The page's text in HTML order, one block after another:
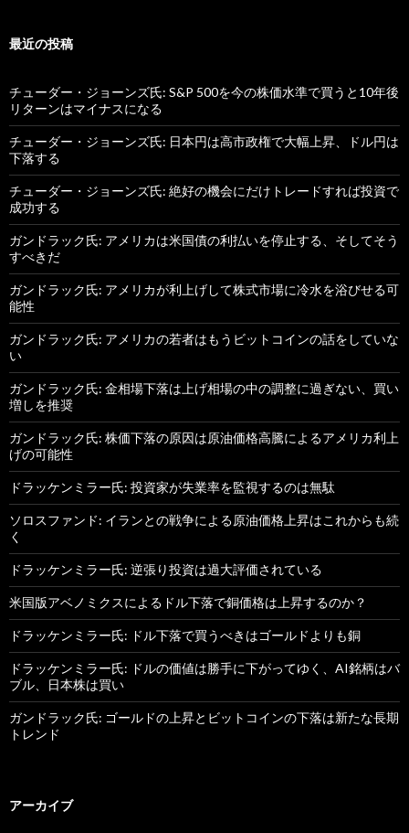
最近の投稿
チューダー・ジョーンズ氏: S&P 500を今の株価水準で買うと10年後
リターンはマイナスになる
チューダー・ジョーンズ氏: 日本円は高市政権で大幅上昇、ドル円は
下落する
チューダー・ジョーンズ氏: 絶好の機会にだけトレードすれば投資で
成功する
ガンドラック氏: アメリカは米国債の利払いを停止する、そしてそう
すべきだ
ガンドラック氏: アメリカが利上げして株式市場に冷水を浴びせる可
能性
ガンドラック氏: アメリカの若者はもうビットコインの話をしていな
い
ガンドラック氏: 金相場下落は上げ相場の中の調整に過ぎない、買い
増しを推奨
ガンドラック氏: 株価下落の原因は原油価格高騰によるアメリカ利上
げの可能性
ドラッケンミラー氏: 投資家が失業率を監視するのは無駄
ソロスファンド: イランとの戦争による原油価格上昇はこれからも続
く
ドラッケンミラー氏: 逆張り投資は過大評価されている
米国版アベノミクスによるドル下落で銅価格は上昇するのか？
ドラッケンミラー氏: ドル下落で買うべきはゴールドよりも銅
ドラッケンミラー氏: ドルの価値は勝手に下がってゆく、AI銘柄はバ
ブル、日本株は買い
ガンドラック氏: ゴールドの上昇とビットコインの下落は新たな長期
トレンド
アーカイブ